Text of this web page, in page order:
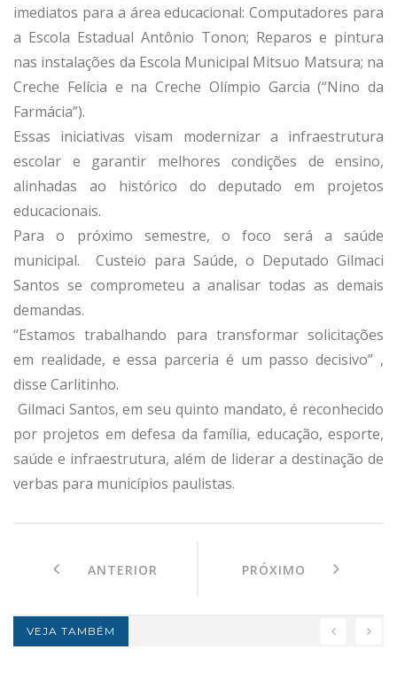
imediatos para a área educacional: Computadores para
a Escola Estadual Antônio Tonon; Reparos e pintura
nas instalações da Escola Municipal Mitsuo Matsura; na
Creche Felícia e na Creche Olímpio Garcia (“Nino da
Farmácia”).
Essas iniciativas visam modernizar a infraestrutura
escolar e garantir melhores condições de ensino,
alinhadas ao histórico do deputado em projetos
educacionais.
Para o próximo semestre, o foco será a saúde
municipal. Custeio para Saúde, o Deputado Gilmaci
Santos se comprometeu a analisar todas as demais
demandas.
“Estamos trabalhando para transformar solicitações
em realidade, e essa parceria é um passo decisivo” ,
disse Carlitinho.
Gilmaci Santos, em seu quinto mandato, é reconhecido
por projetos em defesa da família, educação, esporte,
saúde e infraestrutura, além de liderar a destinação de
verbas para municípios paulistas.
ANTERIOR PRÓXIMO
VEJA TAMBÉM